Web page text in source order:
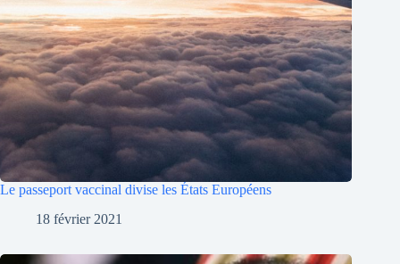
Le passeport vaccinal divise les États Européens
18 février 2021